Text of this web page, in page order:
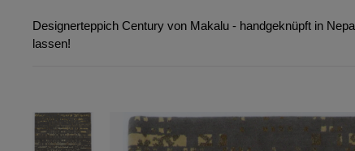
Designerteppich Century von Makalu - handgeknüpft in
lassen!